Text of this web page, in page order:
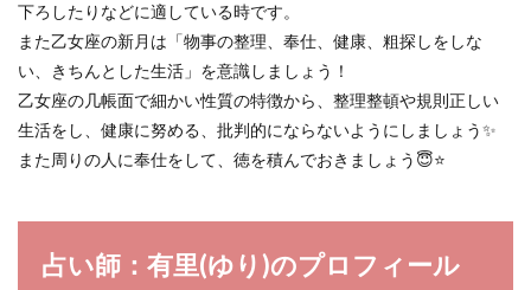
下ろしたりなどに適している時です。
また乙女座の新月は「物事の整理、奉仕、健康、粗探しをしな
い、きちんとした生活」を意識しましょう！
乙女座の几帳面で細かい性質の特徴から、整理整頓や規則正しい
生活をし、健康に努める、批判的にならないようにしましょう✨
また周りの人に奉仕をして、徳を積んでおきましょう😇⭐️
占い師：有里(ゆり)のプロフィール